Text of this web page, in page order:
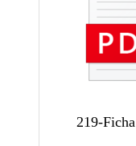
219-Ficha